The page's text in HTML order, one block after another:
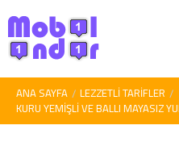
ANA SAYFA LEZZETLI TARIFLER
KURU YEMIŞLI VE BALLI MAYASIZ